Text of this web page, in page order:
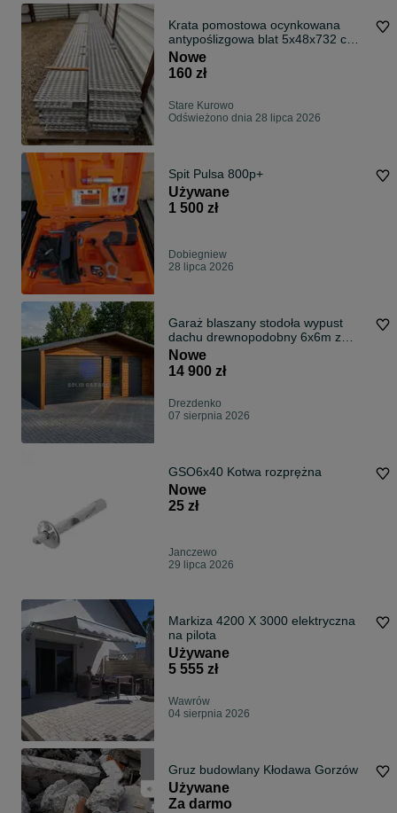
Krata pomostowa ocynkowana
antypoślizgowa blat 5x48x732 cm
7m
Nowe
160 zł
Stare Kurowo
Odświeżono dnia 28 lipca 2026
Spit Pulsa 800p+
Używane
1 500 zł
Dobiegniew
28 lipca 2026
Garaż blaszany stodoła wypust
dachu drewnopodobny 6x6m z
pomieszczeniem gospodarczym
grafit schowek na budowe na
wymiar
Nowe
14 900 zł
Drezdenko
07 sierpnia 2026
GSO6x40 Kotwa rozprężna
Nowe
25 zł
Janczewo
29 lipca 2026
Markiza 4200 X 3000 elektryczna
na pilota
Używane
5 555 zł
Wawrów
04 sierpnia 2026
Gruz budowlany Kłodawa Gorzów
Używane
Za darmo